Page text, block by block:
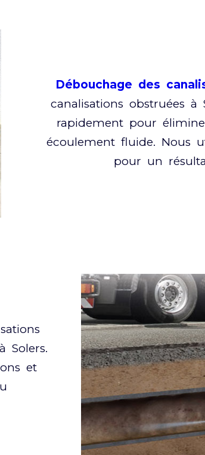
Débouchage des
canalisations obstruées
rapidement pour
écoulement fluide. Nous
pour un
Solers.
et